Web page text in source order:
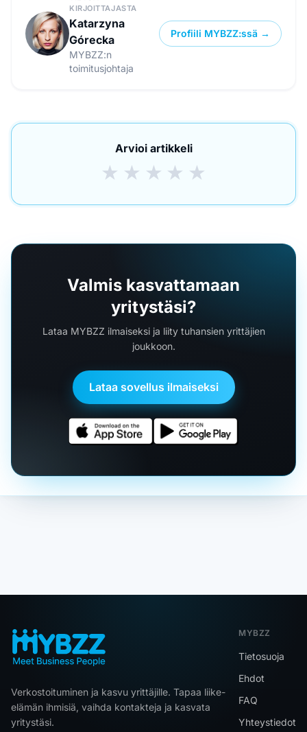
KIRJOITTAJASTA
Katarzyna
Górecka
MYBZZ:n
toimitusjohtaja
Profiili MYBZZ:ssä →
Arvioi artikkeli
★ ★ ★ ★ ★
Valmis kasvattamaan
yritystäsi?
Lataa MYBZZ ilmaiseksi ja liity tuhansien yrittäjien
joukkoon.
Lataa sovellus ilmaiseksi
Verkostoituminen ja kasvu yrittäjille. Tapaa liike-
elämän ihmisiä, vaihda kontakteja ja kasvata
yritystäsi.
MYBZZ
Tietosuoja
Ehdot
FAQ
Yhteystiedot